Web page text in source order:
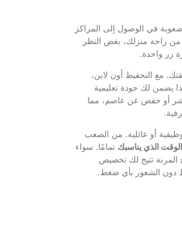
في الوصول إلى المراكز
من راحة منزلك، بغض النظر
زر واحدة.
مع التحفيظ أون لاين،
يضمن لك جودة تعليمية
أو حفص عن عاصم، مما
أو عائلية. من الصعب
الوقت الذي يناسبك تمامًا. سواء
المرنة تتيح لك تخصيص
دون الشعور بأي ضغط.